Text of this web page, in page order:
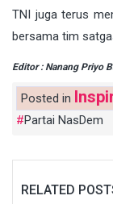
TNI juga terus
bersama tim
Editor : Nanang Priyo
Posted in
Partai NasDem
RELATED